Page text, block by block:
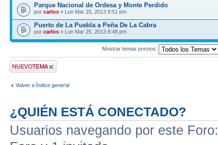
Parque Nacional de Ordesa y Monte Perdido
por carlos » Lun Mar 25, 2013 8:51 pm
Puerto de La Puebla a Peña De La Cabra
por carlos » Lun Mar 25, 2013 8:48 pm
Mostrar temas previos:
Publicar un nuevo
tema
Volver a Índice general
¿QUIÉN ESTÁ CONECTADO?
Usuarios navegando por este